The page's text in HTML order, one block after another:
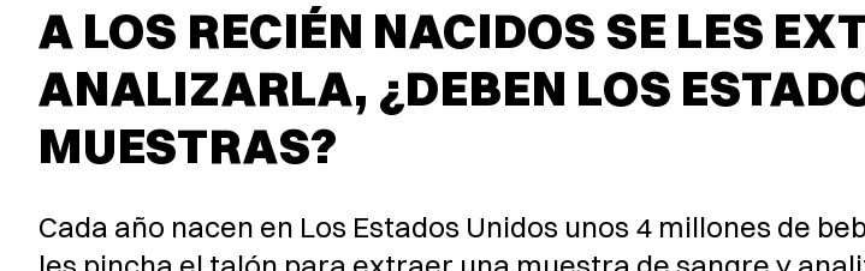
A LOS RECIÉN NACIDOS SE LES
ANALIZARLA, ¿DEBEN LOS
MUESTRAS?
Cada año nacen en Los Estados Unidos unos 4 millones de